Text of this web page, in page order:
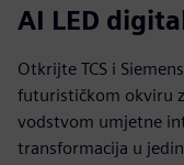
AI LED
Otkrijte TCS i
futurističkom okviru
vodstvom umjetne
transformacija u